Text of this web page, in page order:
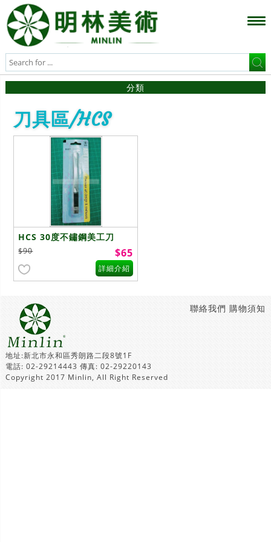
分類
刀具區/HCS
HCS 30度不鏽鋼美工刀
$90 $65
詳細介紹
購物須知
聯絡我們
地址:新北市永和區秀朗路二段8號1F
電話: 02-29214443 傳真: 02-29220143
Copyright 2017 Minlin, All Right Reserved